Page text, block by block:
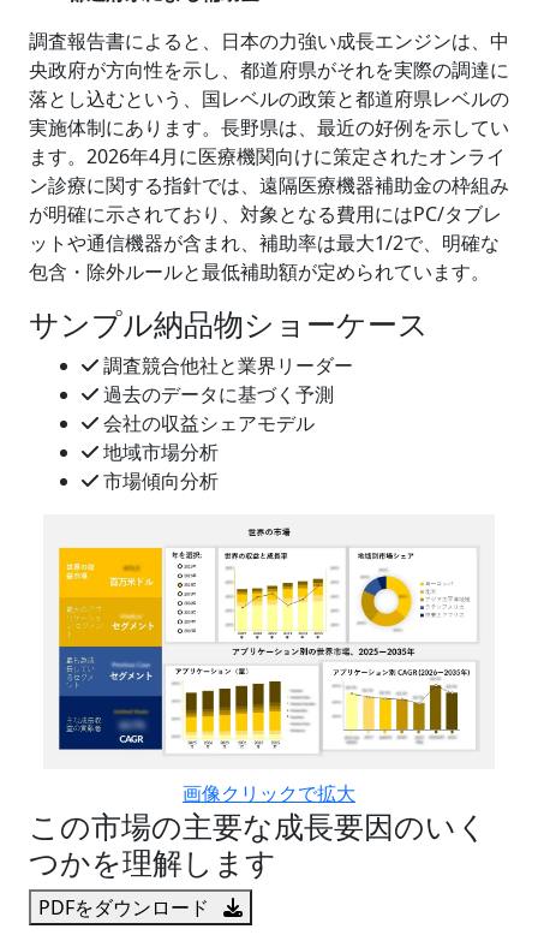
調査報告書によると、日本の力強い成長エンジンは、中
央政府が方向性を示し、都道府県がそれを実際の調達に
落とし込むという、国レベルの政策と都道府県レベルの
実施体制にあります。長野県は、最近の好例を示してい
ます。2026年4月に医療機関向けに策定されたオンライ
ン診療に関する指針では、遠隔医療機器補助金の枠組み
が明確に示されており、対象となる費用にはPC/タブレ
ットや通信機器が含まれ、補助率は最大1/2で、明確な
包含・除外ルールと最低補助額が定められています。
サンプル納品物ショーケース
調査競合他社と業界リーダー
過去のデータに基づく予測
会社の収益シェアモデル
地域市場分析
市場傾向分析
画像クリックで拡大
この市場の主要な成長要因のいく
つかを理解します
PDFをダウンロード